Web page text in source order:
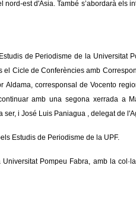
est d'Àsia. També s’abordarà els
de Periodisme de la Universitat
Cicle de Conferències amb
corresponsal de Vocento
amb una segona xerrada a
i José Luis Paniagua , delegat de
Estudis de Periodisme de la UPF.
Pompeu Fabra, amb la